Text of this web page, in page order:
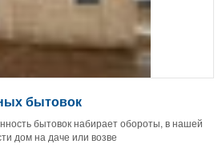
бытовок
бытовок набирает обороты, в нашей
дом на даче или возве